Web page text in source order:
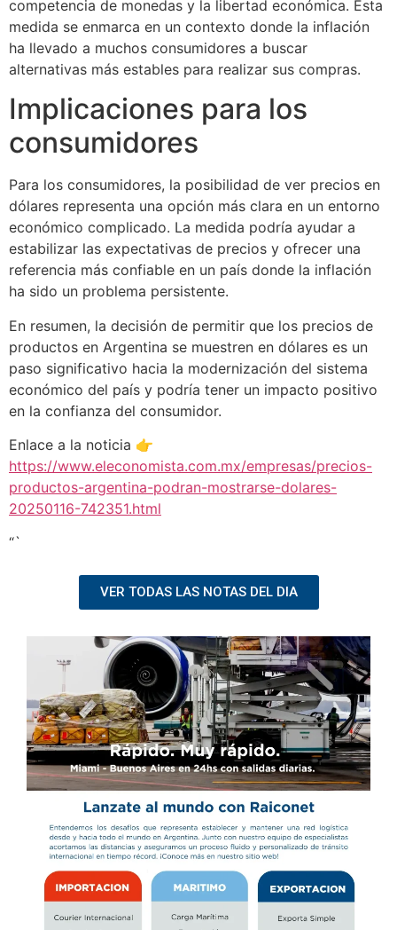
competencia de monedas y la libertad económica. Esta
medida se enmarca en un contexto donde la inflación
ha llevado a muchos consumidores a buscar
alternativas más estables para realizar sus compras.
Implicaciones para los
consumidores
Para los consumidores, la posibilidad de ver precios en
dólares representa una opción más clara en un entorno
económico complicado. La medida podría ayudar a
estabilizar las expectativas de precios y ofrecer una
referencia más confiable en un país donde la inflación
ha sido un problema persistente.
En resumen, la decisión de permitir que los precios de
productos en Argentina se muestren en dólares es un
paso significativo hacia la modernización del sistema
económico del país y podría tener un impacto positivo
en la confianza del consumidor.
Enlace a la noticia 👉
https://www.eleconomista.com.mx/empresas/precios-
productos-argentina-podran-mostrarse-dolares-
20250116-742351.html
“`
VER TODAS LAS NOTAS DEL DIA